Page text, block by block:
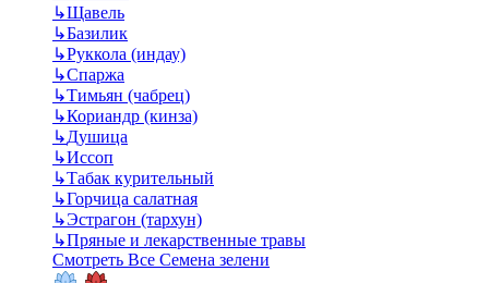
↳Щавель
↳Базилик
↳Руккола (индау)
↳Спаржа
↳Тимьян (чабрец)
↳Кориандр (кинза)
↳Душица
↳Иссоп
↳Табак курительный
↳Горчица салатная
↳Эстрагон (тархун)
↳Пряные и лекарственные травы
Смотреть Все Семена зелени